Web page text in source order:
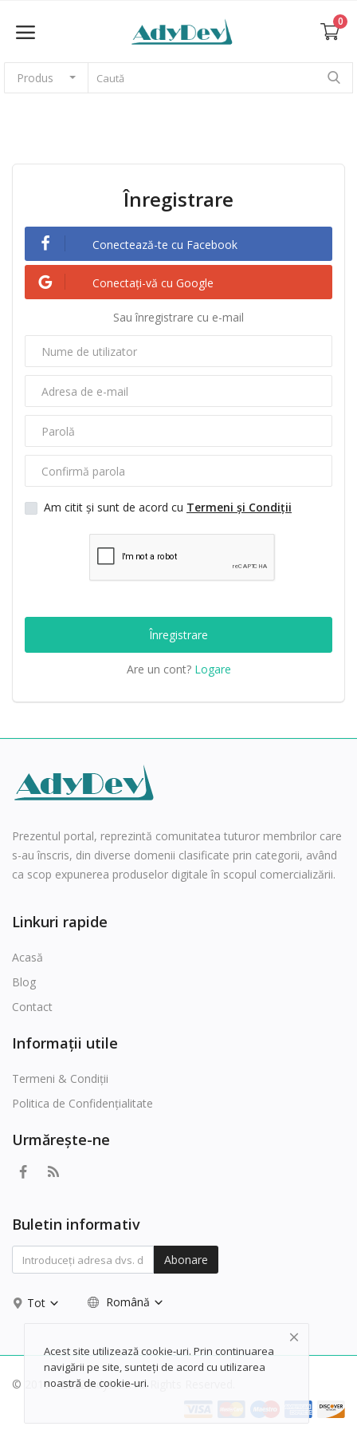
0
Produs
Teme și șabloane web
CMS
Grafică
Video
Documente
Înregistrare
Conectează-te cu Facebook
Conectați-vă cu Google
Sau înregistrare cu e-mail
Am citit și sunt de acord cu Termeni și Condiții
Înregistrare
Are un cont? Logare
Prezentul portal, reprezintă comunitatea tuturor membrilor care
s-au înscris, din diverse domenii clasificate prin categorii, având
ca scop expunerea produselor digitale în scopul comercializării.
Linkuri rapide
Acasă
Blog
Contact
Informații utile
Termeni & Condiții
Politica de Confidențialitate
Urmărește-ne
Buletin informativ
Abonare
Tot Română
© 2017 - 2022 AdyDev. All Rights Reserved.
Acest site utilizează cookie-uri. Prin continuarea
navigării pe site, sunteți de acord cu utilizarea
noastră de cookie-uri.